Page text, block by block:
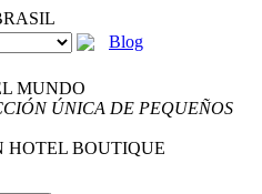
Blog
MUNDO
ÚNICA DE PEQUEÑOS
HOTEL BOUTIQUE